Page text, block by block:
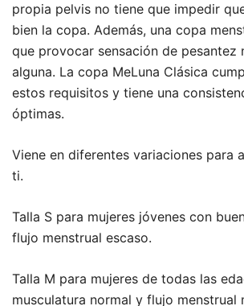
propia pelvis no tiene que impedir
bien la copa. Además, una copa
que provocar sensación de pesantez
alguna. La copa MeLuna Clásica
estos requisitos y tiene una
óptimas.
Viene en diferentes variaciones para
ti.
Talla S para mujeres jóvenes con
flujo menstrual escaso.
Talla M para mujeres de todas las
musculatura normal y flujo menstrual